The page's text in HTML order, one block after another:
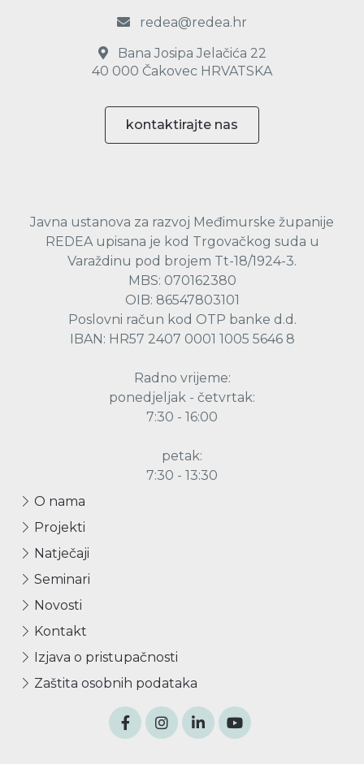
redea@redea.hr
Bana Josipa Jelačića 22
40 000 Čakovec HRVATSKA
kontaktirajte nas
Javna ustanova za razvoj Međimurske županije
REDEA upisana je kod Trgovačkog suda u
Varaždinu pod brojem Tt-18/1924-3.
MBS: 070162380
OIB: 86547803101
Poslovni račun kod OTP banke d.d.
IBAN: HR57 2407 0001 1005 5646 8
Radno vrijeme:
ponedjeljak - četvrtak:
7:30 - 16:00
petak:
7:30 - 13:30
O nama
Projekti
Natječaji
Seminari
Novosti
Kontakt
Izjava o pristupačnosti
Zaštita osobnih podataka